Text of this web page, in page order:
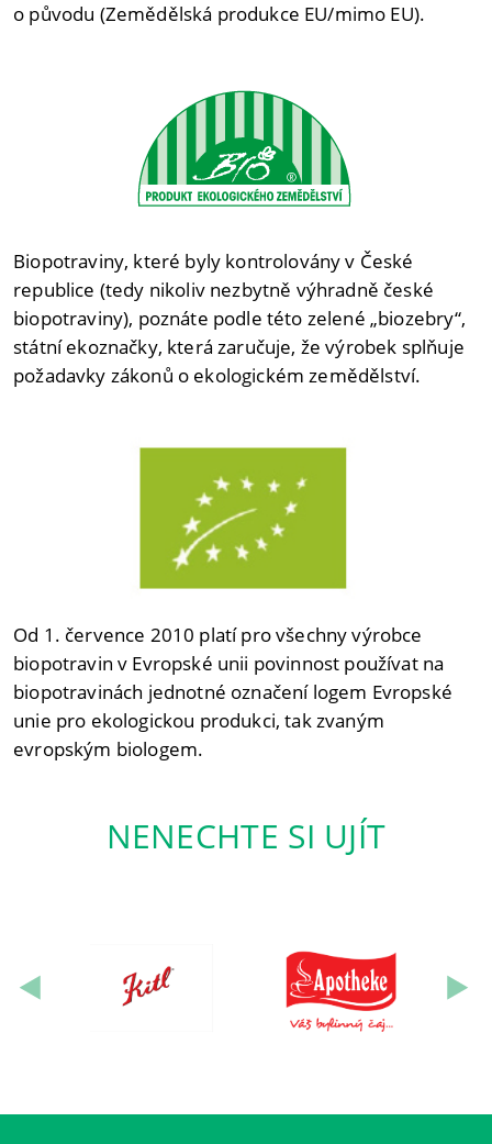
o původu (Zemědělská produkce EU/mimo EU).
Biopotraviny, které byly kontrolovány v České
republice (tedy nikoliv nezbytně výhradně české
biopotraviny), poznáte podle této zelené „biozebry“,
státní ekoznačky, která zaručuje, že výrobek splňuje
požadavky zákonů o ekologickém zemědělství.
Od 1. července 2010 platí pro všechny výrobce
biopotravin v Evropské unii povinnost používat na
biopotravinách jednotné označení logem Evropské
unie pro ekologickou produkci, tak zvaným
evropským biologem.
NENECHTE SI UJÍT